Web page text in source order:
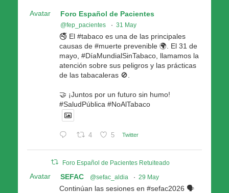
Avatar Foro Español de Pacientes
@fep_pacientes · 31 May
🚭 El #tabaco es una de las principales
causas de #muerte prevenible 🌍. El 31 de
mayo, #DíaMundialSinTabaco, llamamos la
atención sobre sus peligros y las prácticas
de las tabacaleras 🚫.
🤝 ¡Juntos por un futuro sin humo!
#SaludPública #NoAlTabaco
4 5 Twitter
Foro Español de Pacientes Retuiteado
Avatar SEFAC @sefac_aldia · 29 May
Continúan las sesiones en #sefac2026 🗣️